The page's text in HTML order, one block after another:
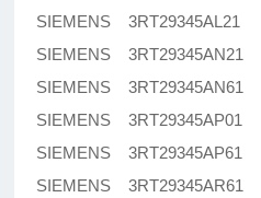
SIEMENS 3RT29345AL21
SIEMENS 3RT29345AN21
SIEMENS 3RT29345AN61
SIEMENS 3RT29345AP01
SIEMENS 3RT29345AP61
SIEMENS 3RT29345AR61